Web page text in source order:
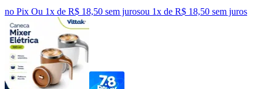
no Pix Ou 1x de R$ 18,50 sem jurosou 1x de R$ 18,50 sem juros